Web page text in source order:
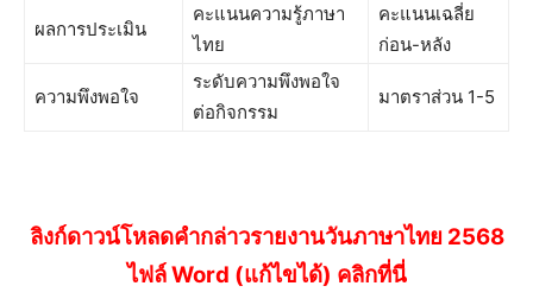
ผลการประเมิน
คะแนนความรู้ภาษา
ไทย
คะแนนเฉลี่ย
ก่อน-หลัง
ความพึงพอใจ
ระดับความพึงพอใจ
ต่อกิจกรรม
มาตราส่วน 1-5
ลิงก์ดาวน์โหลดคำกล่าวรายงานวันภาษาไทย 2568
ไฟล์ Word (แก้ไขได้) คลิกที่นี่